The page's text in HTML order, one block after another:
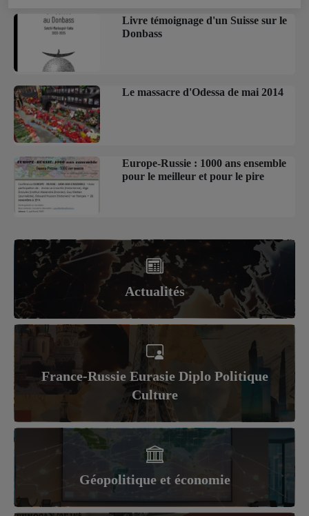
Livre témoignage d'un Suisse sur le
Donbass
Le massacre d'Odessa de mai 2014
Europe-Russie : 1000 ans ensemble
pour le meilleur et pour le pire
Actualités
France-Russie Eurasie Diplo Politique
Culture
Géopolitique et économie